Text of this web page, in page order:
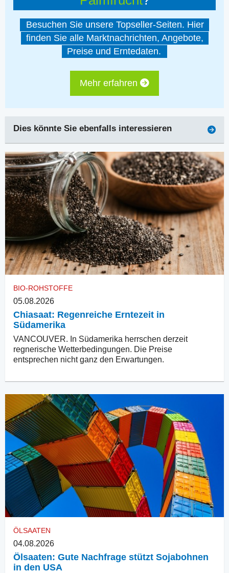
Besuchen Sie unsere Topseller-Seiten. Hier
finden Sie alle Marktnachrichten, Angebote,
Preise und Erntedaten.
Mehr erfahren
Dies könnte Sie ebenfalls interessieren
BIO-ROHSTOFFE
05.08.2026
Chiasaat: Regenreiche Erntezeit in
Südamerika
VANCOUVER. In Südamerika herrschen derzeit
regnerische Wetterbedingungen. Die Preise
entsprechen nicht ganz den Erwartungen.
ÖLSAATEN
04.08.2026
Ölsaaten: Gute Nachfrage stützt Sojabohnen
in den USA